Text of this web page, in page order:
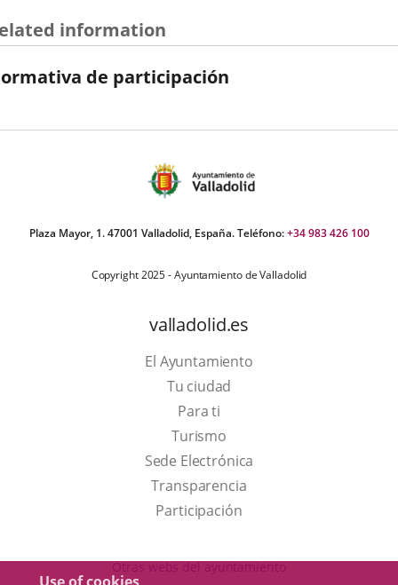
information
de participación
Plaza Mayor, 1. 47001 Valladolid, España. Teléfono:+34 983 426 100
Copyright 2025 - Ayuntamiento de Valladolid
valladolid.es
El Ayuntamiento
Tu ciudad
Para ti
TurismoThis
link
will
open
a
Sede Electrónica
Transparencia
Participación
Otras webs del ayuntamiento